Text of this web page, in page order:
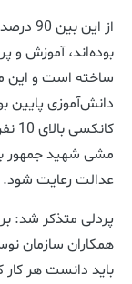
ساخته است و این
دانش‌آموزی پایین
مشی شهید جمهور
عدالت رعایت شود.
پردلی متذکر شد:
همکاران سازمان
باید دانست هر